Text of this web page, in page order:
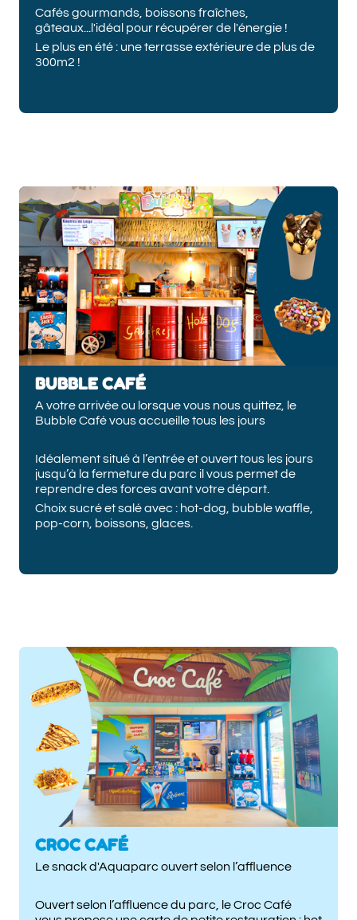
Cafés gourmands, boissons fraîches,
gâteaux...l'idéal pour récupérer de l'énergie !
Le plus en été : une terrasse extérieure de plus de
300m2 !
BUBBLE CAFÉ
A votre arrivée ou lorsque vous nous quittez, le
Bubble Café vous accueille tous les jours
Idéalement situé à l’entrée et ouvert tous les jours
jusqu’à la fermeture du parc il vous permet de
reprendre des forces avant votre départ.
Choix sucré et salé avec : hot-dog, bubble waffle,
pop-corn, boissons, glaces.
CROC CAFÉ
Le snack d'Aquaparc ouvert selon l’affluence
Ouvert selon l’affluence du parc, le Croc Café